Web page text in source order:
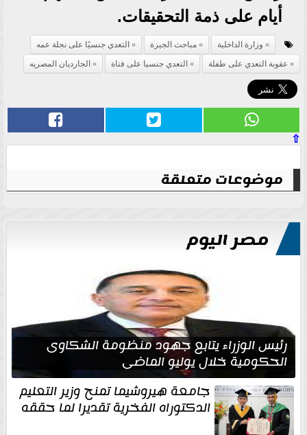
أيام على ذمة التحقيقات.
وزارة الداخلية مباحث الجيزة
التعدي جنسيًا على نجلة عمه
عقوبة التعدي على طفلة
التعدي جنسيا على فتاة الجارديان المصريه
⇧
موضوعات متعلقة
مصر اليوم
رئيس الوزراء يتابع جهود منظومة الشكاوى
الحكومية خلال يوليو الماضي
جامعة هيروشيما تمنح وزير التعليم
الدكتوراه الفخرية تقديرا لما حققه